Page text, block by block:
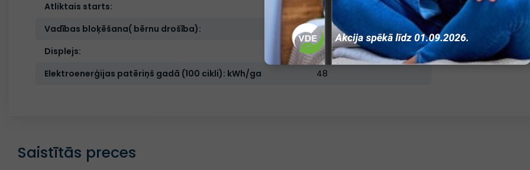
Atliktais starts:
Ir
Vadības bloķēšana( bērnu drošība):
Ir
Displejs:
LCD
Elektroenerģijas patēriņš gadā (100 cikli): kWh/ga
48
Saistītās preces